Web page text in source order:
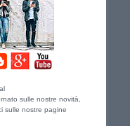
sulle nostre novità,
sulle nostre pagine